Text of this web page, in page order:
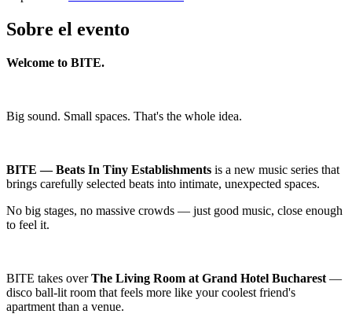
Sobre el evento
Welcome to BITE.
Big sound. Small spaces. That's the whole idea.
BITE — Beats In Tiny Establishments is a new music series that
brings carefully selected beats into intimate, unexpected spaces.
No big stages, no massive crowds — just good music, close enough
to feel it.
BITE takes overThe Living Room at Grand Hotel Bucharest —
disco ball-lit room that feels more like your coolest friend's
apartment than a venue.